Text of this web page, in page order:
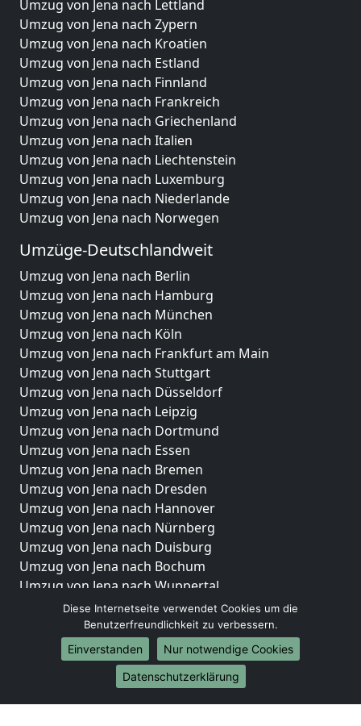
Umzug von Jena nach Lettland
Umzug von Jena nach Zypern
Umzug von Jena nach Kroatien
Umzug von Jena nach Estland
Umzug von Jena nach Finnland
Umzug von Jena nach Frankreich
Umzug von Jena nach Griechenland
Umzug von Jena nach Italien
Umzug von Jena nach Liechtenstein
Umzug von Jena nach Luxemburg
Umzug von Jena nach Niederlande
Umzug von Jena nach Norwegen
Umzüge-Deutschlandweit
Umzug von Jena nach Berlin
Umzug von Jena nach Hamburg
Umzug von Jena nach München
Umzug von Jena nach Köln
Umzug von Jena nach Frankfurt am Main
Umzug von Jena nach Stuttgart
Umzug von Jena nach Düsseldorf
Umzug von Jena nach Leipzig
Umzug von Jena nach Dortmund
Umzug von Jena nach Essen
Umzug von Jena nach Bremen
Umzug von Jena nach Dresden
Umzug von Jena nach Hannover
Umzug von Jena nach Nürnberg
Umzug von Jena nach Duisburg
Umzug von Jena nach Bochum
Umzug von Jena nach Wuppertal
Umzug von Jena nach Bielefeld
Umzug von Jena nach Bonn
Umzug von Jena nach Münster
Internationale-Umzüge
Umzug von Jena nach Brasilien
Diese Internetseite verwendet Cookies um die
Benutzerfreundlichkeit zu verbessern.
Einverstanden
Nur notwendige Cookies
Datenschutzerklärung